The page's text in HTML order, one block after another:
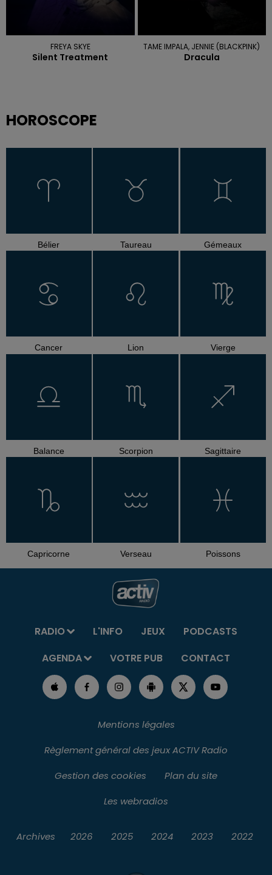
FREYA SKYE
Silent Treatment
TAME IMPALA, JENNIE (BLACKPINK)
Dracula
HOROSCOPE
Bélier Taureau Gémeaux
Cancer Lion Vierge
Balance Scorpion Sagittaire
Capricorne Verseau Poissons
RADIO L'INFO JEUX
PODCASTS
AGENDA
VOTRE PUB CONTACT
Mentions légales
Règlement général des jeux ACTIV Radio
Gestion des cookies
Plan du site
Les webradios
Archives 2026 2025 2024 2023 2022